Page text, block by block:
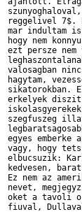
reggelivel 7$.
mar indultam
hogy nem
ezt persze
valosagban
hagytam,
sikatorokban.
erkelyek
szegfuszeg
egyes
vagy, hogy
elbucsuzik:
kedvesen,
Ez nem az
nevet,
oket a tavoli
fiuval,